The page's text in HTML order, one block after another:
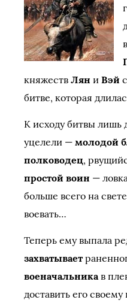
княжеств Лян и Вэй
битве, которая
К исходу битвы лишь
уцелели — молодой
полководец,
простой воин —
больше всего на
воевать…
Теперь ему выпала
захватывает
военачальникав
доставить его